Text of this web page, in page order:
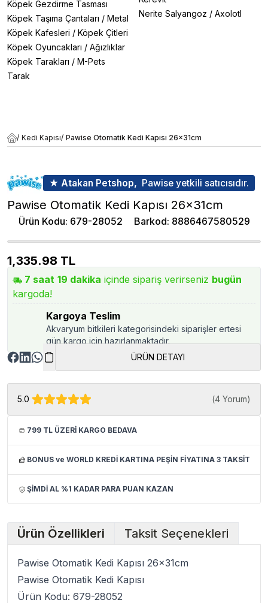
Köpek Gezdirme Tasması
Köpek Taşıma Çantaları / Metal
Köpek Kafesleri / Köpek Çitleri
Köpek Oyuncakları / Ağızlıklar
Köpek Tarakları / M-Pets
Tarak
Nerite Salyangoz / Axolotl
/ Kedi Kapısı/ Pawise Otomatik Kedi Kapısı 26x31cm
★ Atakan Petshop, Pawise yetkili satıcısıdır.
Pawise Otomatik Kedi Kapısı 26x31cm
Ürün Kodu: 679-28052 Barkod: 8886467580529
1,335.98 TL
7 saat 19 dakika içinde sipariş verirseniz bugün
kargoda!
Kargoya Teslim
Akvaryum bitkileri kategorisindeki siparişler ertesi
gün kargo için hazırlanmaktadır.
ÜRÜN DETAYI
5.0 (4 Yorum)
799 TL ÜZERİ KARGO BEDAVA
BONUS ve WORLD KREDİ KARTINA PEŞİN FİYATINA 3 TAKSİT
ŞİMDİ AL %1 KADAR PARA PUAN KAZAN
Ürün Özellikleri Taksit Seçenekleri
Pawise Otomatik Kedi Kapısı 26x31cm
Pawise Otomatik Kedi Kapısı
Ürün Kodu: 679-28052